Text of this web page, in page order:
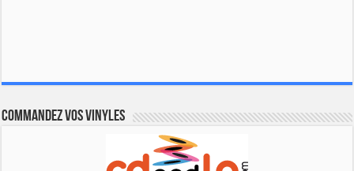
Commandez vos vinyles